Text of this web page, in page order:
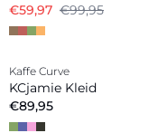
€59,97 €99,95
Kaffe Curve
KCjamie Kleid
€89,95